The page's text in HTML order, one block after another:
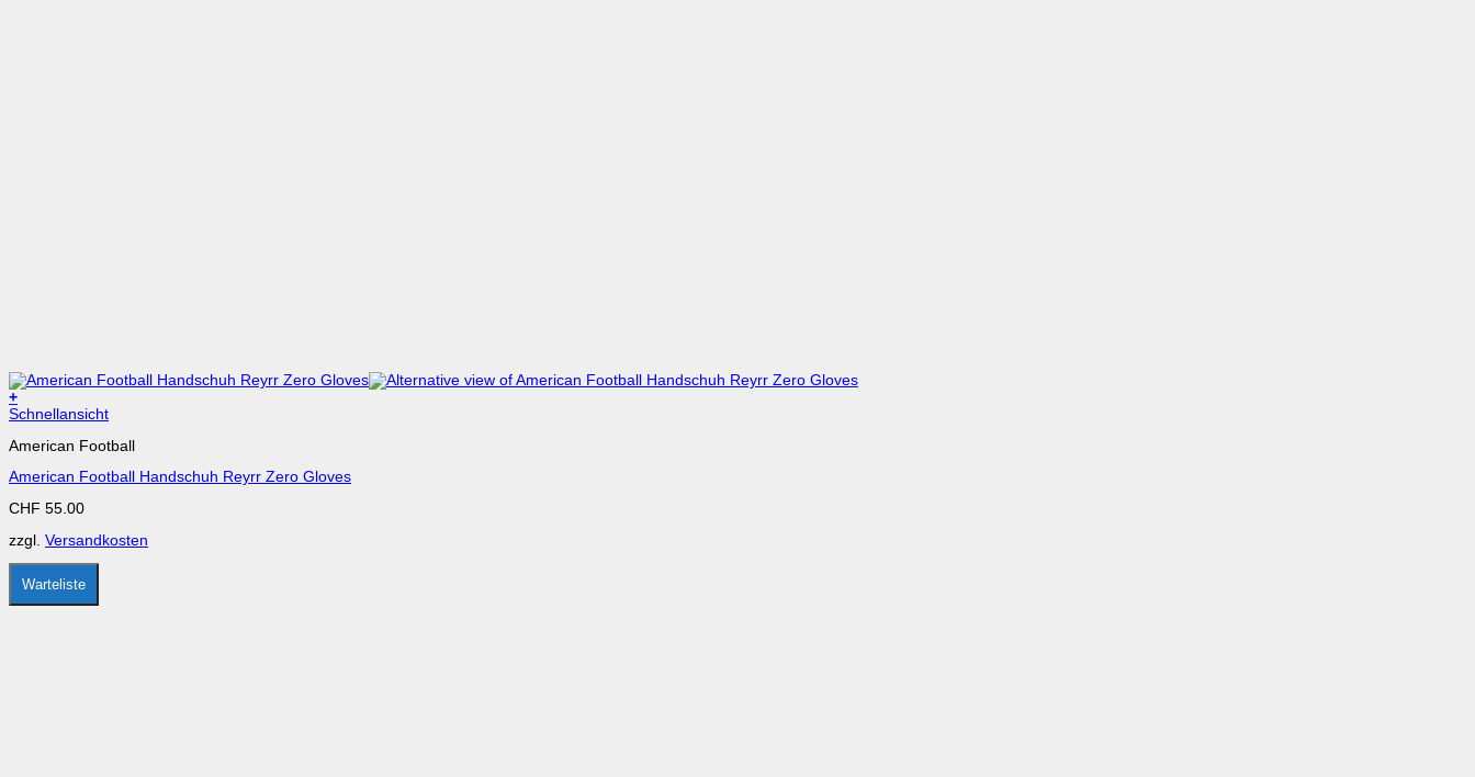
+
Dieses
weist
Varianten
Die
können
auf
der
Produktseite
gewählt
Schnellansicht
American Football
American Football Handschuh Reyrr Zero Gloves
CHF 55.00
zzgl. Versandkosten
Warteliste